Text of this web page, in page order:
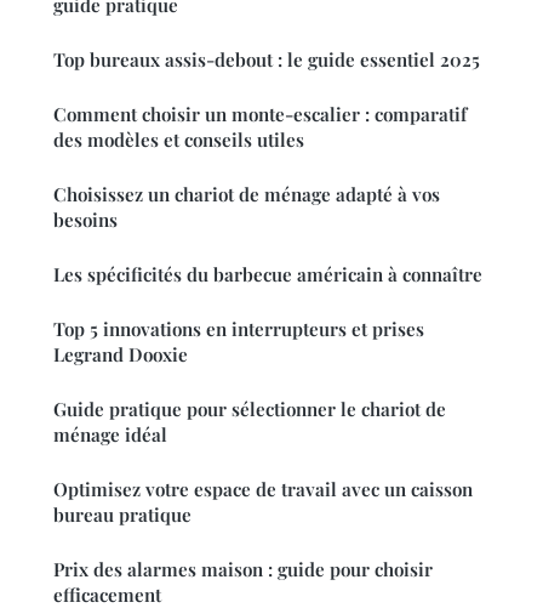
Top bureaux assis-debout : le guide essentiel 2025
Comment choisir un monte-escalier : comparatif
des modèles et conseils utiles
Choisissez un chariot de ménage adapté à vos
besoins
Les spécificités du barbecue américain à connaître
Top 5 innovations en interrupteurs et prises
Legrand Dooxie
Guide pratique pour sélectionner le chariot de
ménage idéal
Optimisez votre espace de travail avec un caisson
bureau pratique
Prix des alarmes maison : guide pour choisir
efficacement